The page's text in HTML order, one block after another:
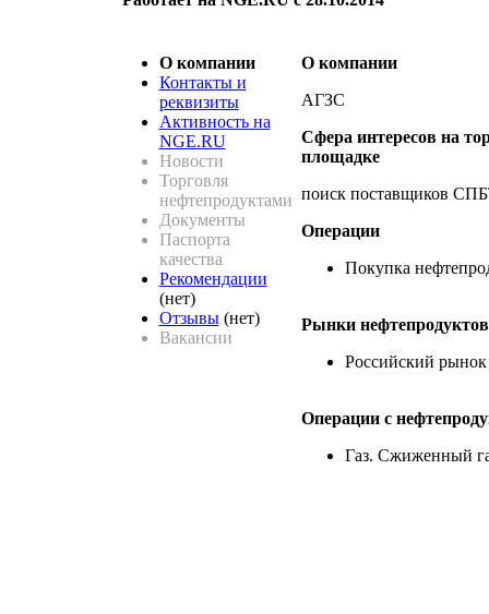
О компании
Контакты и
реквизиты
Активность на
NGE.RU
Новости
Торговля
нефтепродуктами
Документы
Паспорта
качества
Рекомендации
(нет)
Отзывы (нет)
Вакансии
О компании
АГЗС
Сфера интересов на
площадке
поиск поставщиков
Операции
Покупка
Рынки нефтепродуктов
Российский рынок
Операции c
Газ. Сжиженный